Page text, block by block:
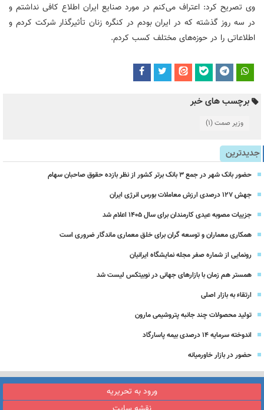
وی تصریح کرد: اعتراف می‌کنم در مورد صنایع ایران اطلاع کافی نداشتم و
در سه روز گذشته که در ایران بودم در کنگره زنان تأثیرگذار شرکت کردم و
اطلاعاتی را در حوزه‌های مختلف کسب کردم.
برچسب های خبر
وزیر صمت(1)
جدیدترین
حضور بانک شهر در جمع ۳ بانک برتر کشور از نظر بازده حقوق صاحبان سهام
جهش ۱۲۷ درصدی ارزش معاملات بورس انرژی ایران
جزییات مصوبه عیدی کارمندان برای سال 1405 اعلام شد
همکاری معماران و توسعه گران برای خلق معماری ماندگار ضروری است
رونمایی از شماره صفر مجله نمایشگاه ایرانیان
همستر هم زمان با بازارهای جهانی در نوبیتکس لیست شد
ارتقاء به بازار اصلی
تولید محصولات چند جانبه پتروشیمی مارون
اندوخته سرمایه 14 درصدی بیمه پاسارگاد
حضور در بازار خاورمیانه
ورود به تحریریه